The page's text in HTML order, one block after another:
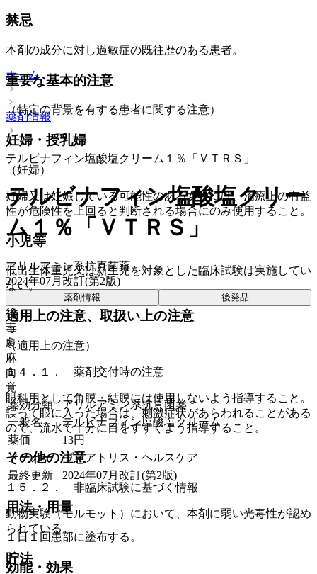
禁忌
本剤の成分に対し過敏症の既往歴のある患者。
重要な基本的注意
（特定の背景を有する患者に関する注意）
妊婦・授乳婦
（妊婦）
妊婦又は妊娠している可能性のある女性には、治療上の有益
性が危険性を上回ると判断される場合にのみ使用すること。
小児等
低出生体重児又は新生児を対象とした臨床試験は実施してい
ない。
適用上の注意、取扱い上の注意
（適用上の注意）
１４．１． 薬剤交付時の注意
眼科用として角膜・結膜には使用しないよう指導すること。
誤って眼に入った場合は、刺激症状があらわれることがある
ので、流水で十分に目をすすぐよう指導すること。
その他の注意
１５．２． 非臨床試験に基づく情報
動物実験（モルモット）において、本剤に弱い光毒性が認め
られている。
貯法
ホーム
薬剤情報
テルビナフィン塩酸塩クリーム１％「ＶＴＲＳ」
テルビナフィン塩酸塩クリー
ム１％「ＶＴＲＳ」
アリルアミン系抗真菌薬
2024年07月改訂(第2版)
薬剤情報 後発品
後
毒
劇
麻
向
覚
薬効分類
アリルアミン系抗真菌薬
一般名
テルビナフィン塩酸塩クリーム
薬価
13円
メーカー
ヴィアトリス・ヘルスケア
最終更新
2024年07月改訂(第2版)
用法・用量
１日１回患部に塗布する。
効能・効果